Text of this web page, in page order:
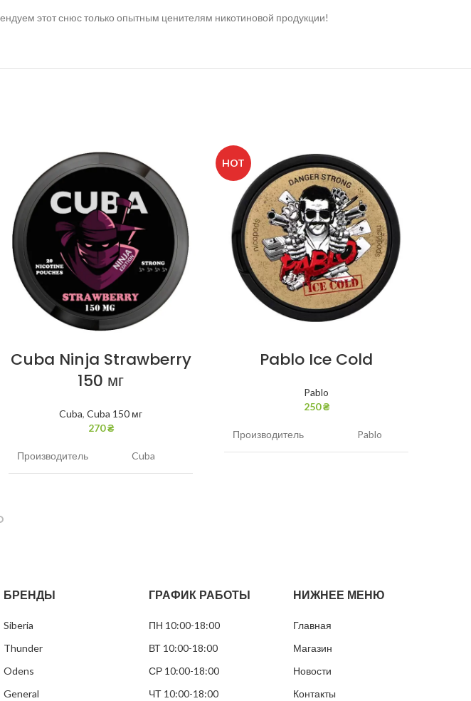
этот снюс только опытным ценителям никотиновой продукции!
Cuba Ninja Strawberry
150 мг
Cuba, Cuba 150 мг
270₴
Производитель Cuba
Размер пакетиков Тонкие
Пакетиков
HOT
Pablo Ice Cold
Pablo
250₴
Производитель Pablo
БРЕНДЫ
Siberia
Thunder
Odens
General
ГРАФИК РАБОТЫ
ПН 10:00-18:00
ВТ 10:00-18:00
СР 10:00-18:00
ЧТ 10:00-18:00
НИЖНЕЕ МЕНЮ
Главная
Магазин
Новости
Контакты